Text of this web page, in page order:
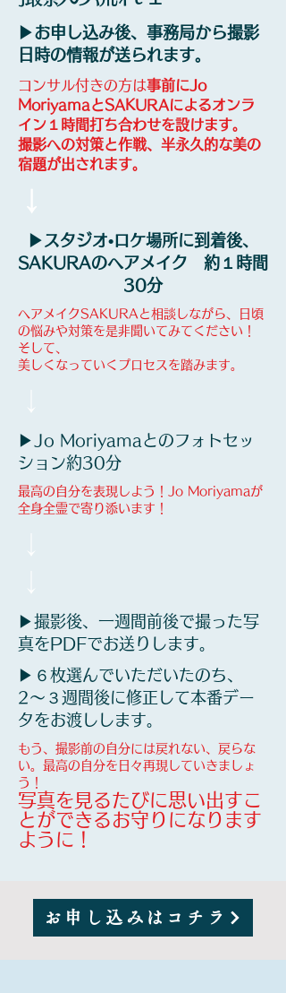
▶︎お申し込み後、事務局から撮影
日時の情報が送られます。
コンサル付きの方は​事前にJo
MoriyamaとSAKURAによるオンラ
イン１時間打ち合わせを設けます。
撮影への対策と作戦、半永久的な美の
宿題が出されます。
​↓
​▶︎スタジオ•ロケ場所に到着後、
SAKURAのヘアメイク 約１時間
30分
ヘアメイクSAKURAと相談しながら、日頃
の悩みや対策を是非聞いてみてください！
​そして、
美しくなっていくプロセスを踏みます。
​↓
▶︎Jo Moriyamaとのフォトセッ
ション約30分
​最高の自分を表現しよう！Jo Moriyamaが
全身全霊で寄り添います！
​↓
​↓
▶︎撮影後、一週間前後で撮った写
真をPDFでお送りします。
▶︎６枚選んでいただいたのち、
2〜３週間後に修正して本番デー
タをお渡しします。
もう、撮影前の自分には戻れない、戻らな
い。最高の自分を日々再現していきましょ
う！
写真を見るたびに思い出すこ
とができるお守りになります
ように！
お申し込みはコチラ